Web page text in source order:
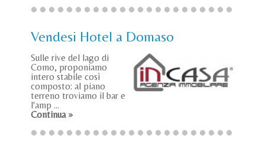
Vendesi Hotel a Domaso
Sulle rive del lago di
Como, proponiamo
intero stabile così
composto: al piano
terreno troviamo il bar e
l'amp ...
Continua »